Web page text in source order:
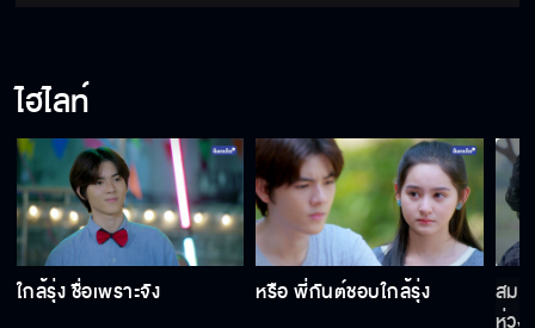
ไฮไลท์
ใกล้รุ่ง ชื่อเพราะจัง หรือ พี่กันต์ชอบใกล้รุ่ง
สมบั